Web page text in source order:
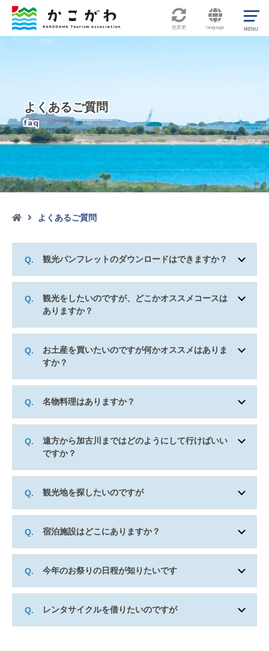
色変更 language
よくあるご質問
faq
 よくあるご質問
観光パンフレットのダウンロードはできますか？
観光をしたいのですが、どこかオススメコースは
ありますか？
お土産を買いたいのですが何かオススメはありま
すか？
名物料理はありますか？
遠方から加古川まではどのようにして行けばいい
ですか？
観光地を探したいのですが
宿泊施設はどこにありますか？
今年のお祭りの日程が知りたいです
レンタサイクルを借りたいのですが